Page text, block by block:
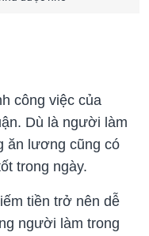
công việc của
Dù là người làm
ăn lương cũng có
trong ngày.
tiền trở nên dễ
người làm trong